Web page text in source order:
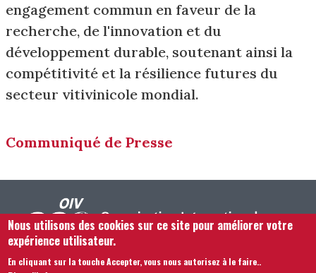
engagement commun en faveur de la
recherche, de l'innovation et du
développement durable, soutenant ainsi la
compétitivité et la résilience futures du
secteur vitivinicole mondial.
Communiqué de Presse
Nous utilisons des cookies sur ce site pour améliorer votre
expérience utilisateur.
En cliquant sur la touche Accepter, vous nous autorisez à le faire..